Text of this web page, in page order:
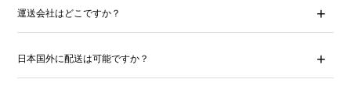
運送会社はどこですか？
日本国外に配送は可能ですか？